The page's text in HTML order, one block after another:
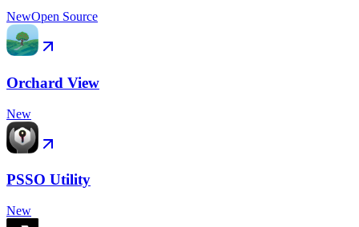
NewOpen Source
Orchard View
New
PSSO Utility
New